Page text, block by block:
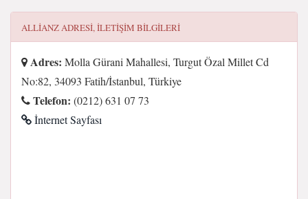
ALLIANZADRESI, ILETIŞIM BILGILERI
Adres: Molla Gürani Mahallesi, Turgut Özal Millet Cd
No:82, 34093 Fatih/İstanbul, Türkiye
Telefon: (0212) 631 07 73
İnternet Sayfası